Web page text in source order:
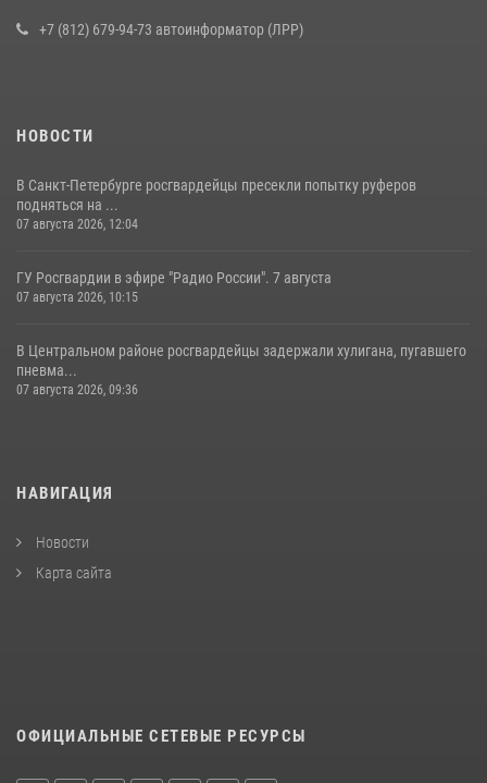
+7 (812) 679-94-73 автоинформатор (ЛРР)
НОВОСТИ
В Санкт-Петербурге росгвардейцы пресекли попытку руферов
подняться на ...
07 августа 2026, 12:04
ГУ Росгвардии в эфире "Радио России". 7 августа
07 августа 2026, 10:15
В Центральном районе росгвардейцы задержали хулигана, пугавшего
пневма...
07 августа 2026, 09:36
НАВИГАЦИЯ
Новости
Карта сайта
ОФИЦИАЛЬНЫЕ СЕТЕВЫЕ РЕСУРСЫ